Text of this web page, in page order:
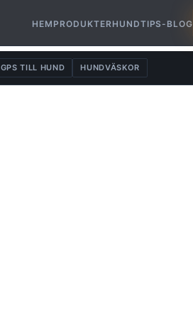
HEM PRODUKTERHUNDTIPS-BLOG
GPS TILL HUND HUNDVÄSKOR